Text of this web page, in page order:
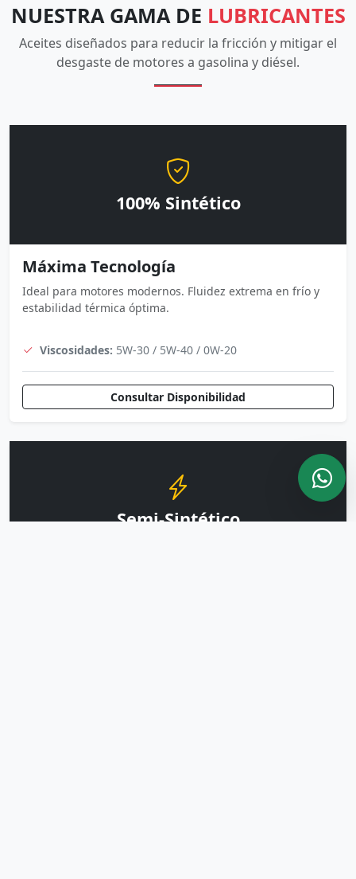
NUESTRA GAMA DE LUBRICANTES
Aceites diseñados para reducir la fricción y mitigar el
desgaste de motores a gasolina y diésel.
100% Sintético
Máxima Tecnología
Ideal para motores modernos. Fluidez extrema en frío y
estabilidad térmica óptima.
Viscosidades: 5W-30 / 5W-40 / 0W-20
Consultar Disponibilidad
Semi-Sintético